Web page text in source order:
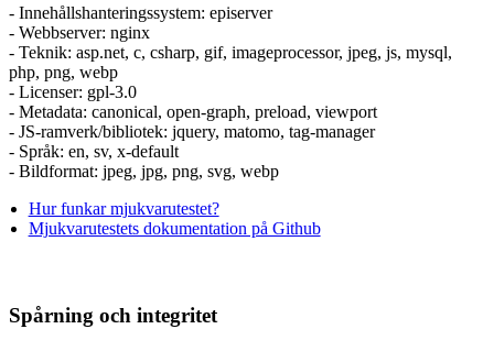
- Innehållshanteringssystem: episerver
- Webbserver: nginx
- Teknik: asp.net, c, csharp, gif, imageprocessor, jpeg, js, mysql,
php, png, webp
- Licenser: gpl-3.0
- Metadata: canonical, open-graph, preload, viewport
- JS-ramverk/bibliotek: jquery, matomo, tag-manager
- Språk: en, sv, x-default
- Bildformat: jpeg, jpg, png, svg, webp
Hur funkar mjukvarutestet?
Mjukvarutestets dokumentation på Github
Spårning och integritet